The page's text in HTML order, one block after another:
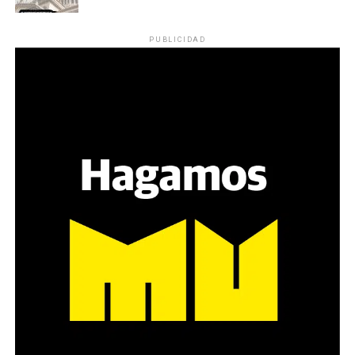
es a través del interrogante, que puedan encarnar la
pregunta», comparte Gonzalo, de 41 años.
PUBLICIDAD